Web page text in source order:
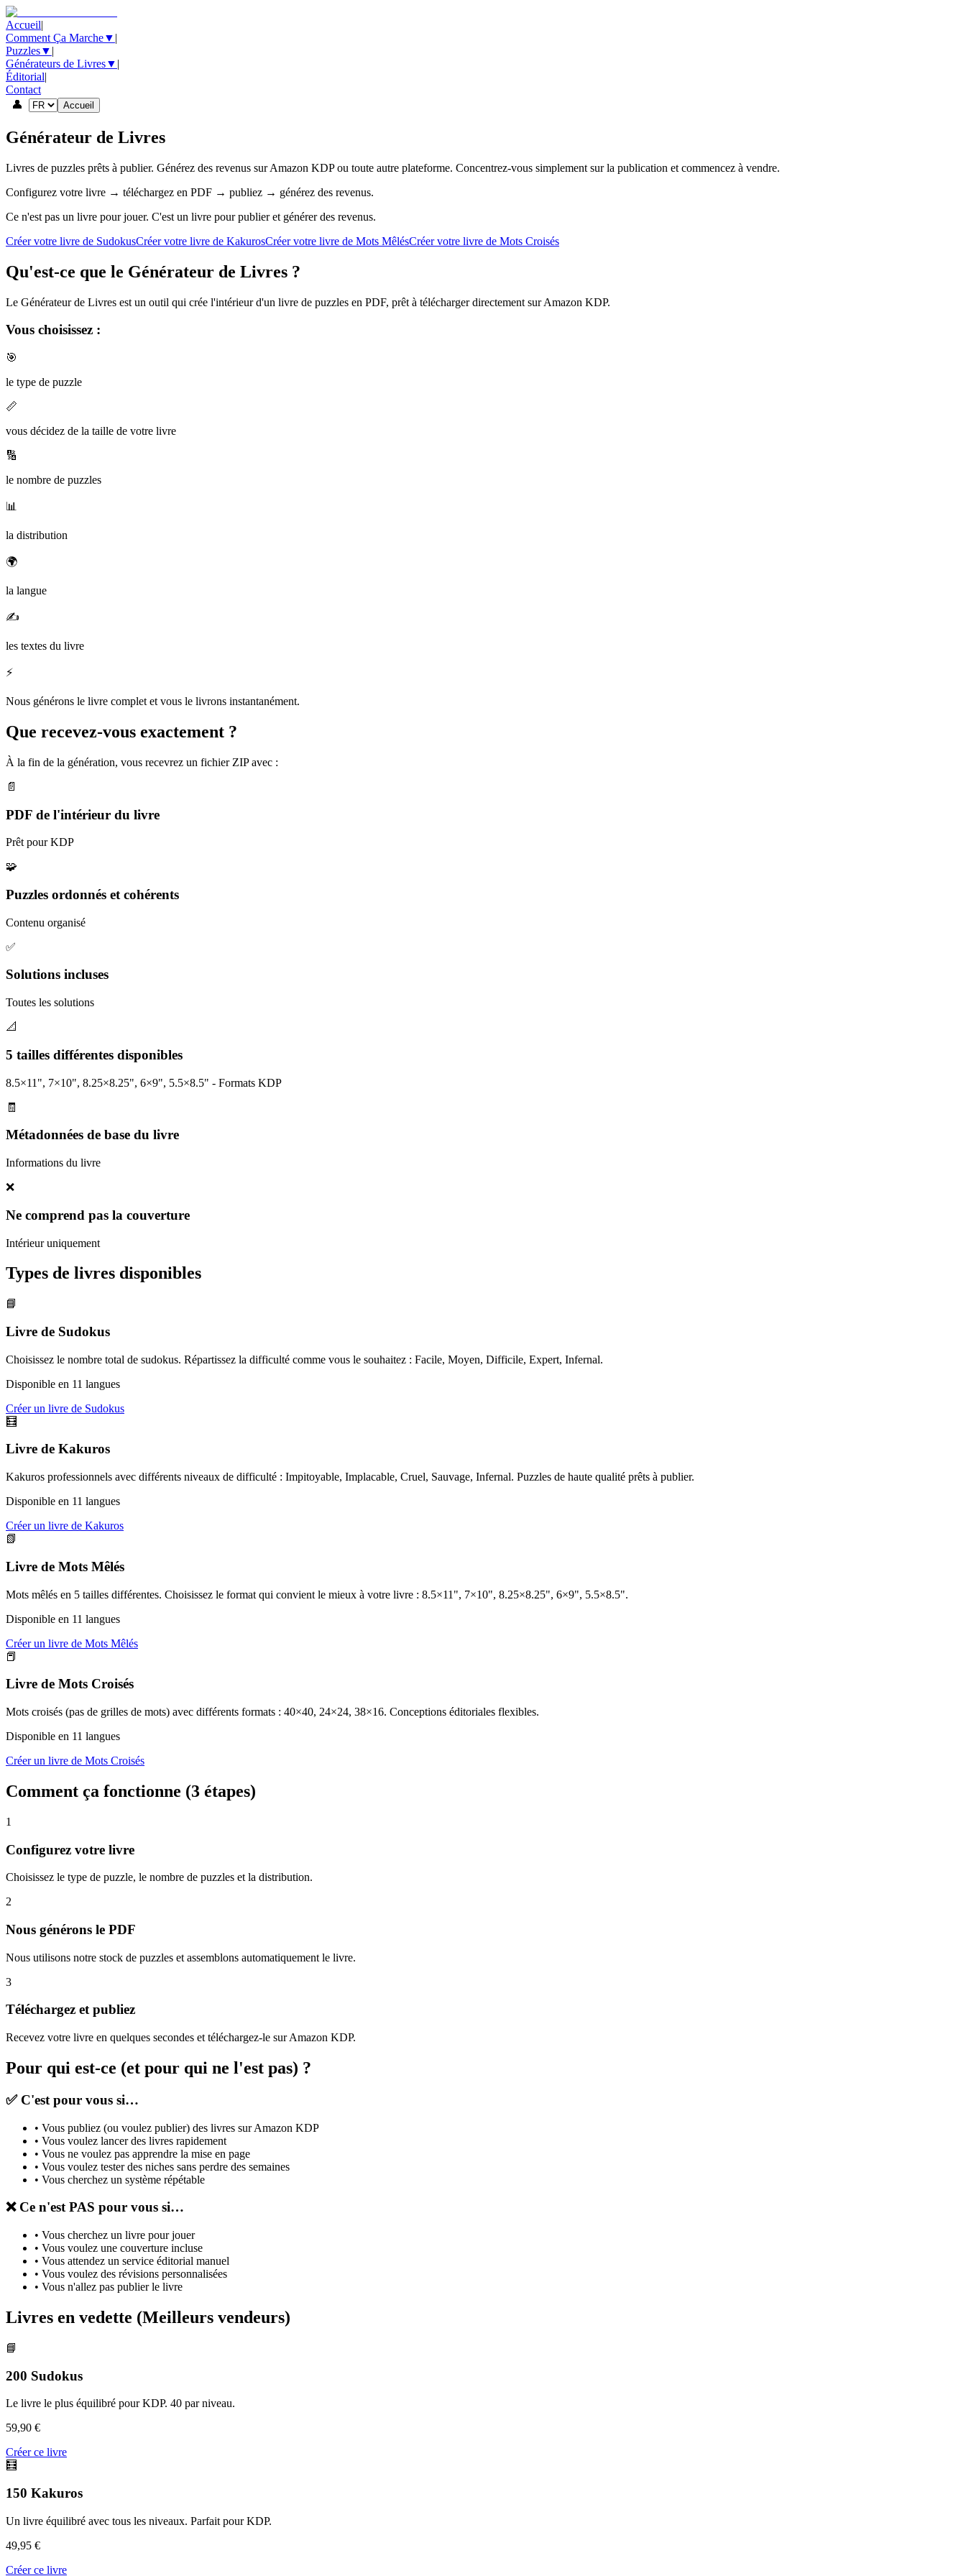
Accueil|
Comment Ça Marche▼ |
Puzzles▼ |
Générateurs de Livres▼ |
Éditorial|
Contact
👤
Accueil
Générateur de Livres
Livres de puzzles prêts à publier. Générez des revenus sur Amazon KDP ou toute autre plateforme. Concentrez-vous simplement sur la publication et commencez à vendre.
Configurez votre livre → téléchargez en PDF → publiez → générez des revenus.
Ce n'est pas un livre pour jouer. C'est un livre pour publier et générer des revenus.
Créer votre livre de SudokusCréer votre livre de KakurosCréer votre livre de Mots MêlésCréer votre livre de Mots Croisés
Qu'est-ce que le Générateur de Livres ?
Le Générateur de Livres est un outil qui crée l'intérieur d'un livre de puzzles en PDF, prêt à télécharger directement sur Amazon KDP.
Vous choisissez :
🎯
le type de puzzle
📏
vous décidez de la taille de votre livre
🔢
le nombre de puzzles
📊
la distribution
🌍
la langue
✍️
les textes du livre
⚡
Nous générons le livre complet et vous le livrons instantanément.
Que recevez-vous exactement ?
À la fin de la génération, vous recevrez un fichier ZIP avec :
📄
PDF de l'intérieur du livre
Prêt pour KDP
🧩
Puzzles ordonnés et cohérents
Contenu organisé
✅
Solutions incluses
Toutes les solutions
📐
5 tailles différentes disponibles
8.5×11", 7×10", 8.25×8.25", 6×9", 5.5×8.5" - Formats KDP
🧾
Métadonnées de base du livre
Informations du livre
❌
Ne comprend pas la couverture
Intérieur uniquement
Types de livres disponibles
📘
Livre de Sudokus
Choisissez le nombre total de sudokus. Répartissez la difficulté comme vous le souhaitez : Facile, Moyen, Difficile, Expert, Infernal.
Disponible en 11 langues
Créer un livre de Sudokus
🧮
Livre de Kakuros
Kakuros professionnels avec différents niveaux de difficulté : Impitoyable, Implacable, Cruel, Sauvage, Infernal. Puzzles de haute qualité prêts à publier.
Disponible en 11 langues
Créer un livre de Kakuros
📗
Livre de Mots Mêlés
Mots mêlés en 5 tailles différentes. Choisissez le format qui convient le mieux à votre livre : 8.5×11", 7×10", 8.25×8.25", 6×9", 5.5×8.5".
Disponible en 11 langues
Créer un livre de Mots Mêlés
📕
Livre de Mots Croisés
Mots croisés (pas de grilles de mots) avec différents formats : 40×40, 24×24, 38×16. Conceptions éditoriales flexibles.
Disponible en 11 langues
Créer un livre de Mots Croisés
Comment ça fonctionne (3 étapes)
1
Configurez votre livre
Choisissez le type de puzzle, le nombre de puzzles et la distribution.
2
Nous générons le PDF
Nous utilisons notre stock de puzzles et assemblons automatiquement le livre.
3
Téléchargez et publiez
Recevez votre livre en quelques secondes et téléchargez-le sur Amazon KDP.
Pour qui est-ce (et pour qui ne l'est pas) ?
✅ C'est pour vous si…
• Vous publiez (ou voulez publier) des livres sur Amazon KDP
• Vous voulez lancer des livres rapidement
• Vous ne voulez pas apprendre la mise en page
• Vous voulez tester des niches sans perdre des semaines
• Vous cherchez un système répétable
❌ Ce n'est PAS pour vous si…
• Vous cherchez un livre pour jouer
• Vous voulez une couverture incluse
• Vous attendez un service éditorial manuel
• Vous voulez des révisions personnalisées
• Vous n'allez pas publier le livre
Livres en vedette (Meilleurs vendeurs)
📘
200 Sudokus
Le livre le plus équilibré pour KDP. 40 par niveau.
59,90 €
Créer ce livre
🧮
150 Kakuros
Un livre équilibré avec tous les niveaux. Parfait pour KDP.
49,95 €
Créer ce livre